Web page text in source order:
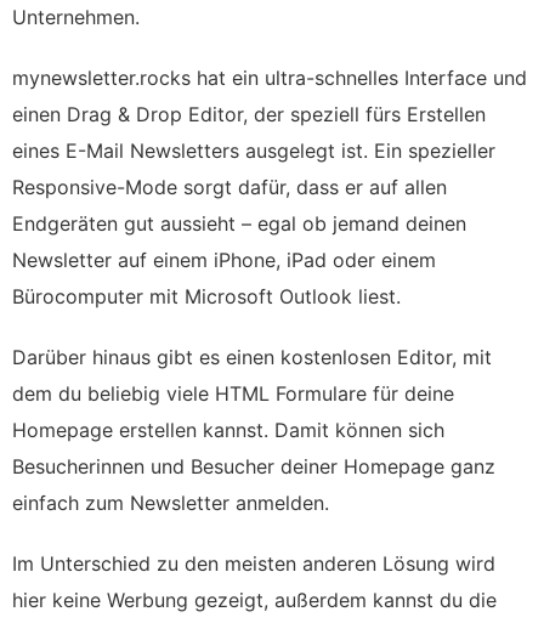
Unternehmen.
mynewsletter.rocks hat ein ultra-schnelles Interface und
einen Drag & Drop Editor, der speziell fürs Erstellen
eines E-Mail Newsletters ausgelegt ist. Ein spezieller
Responsive-Mode sorgt dafür, dass er auf allen
Endgeräten gut aussieht – egal ob jemand deinen
Newsletter auf einem iPhone, iPad oder einem
Bürocomputer mit Microsoft Outlook liest.
Darüber hinaus gibt es einen kostenlosen Editor, mit
dem du beliebig viele HTML Formulare für deine
Homepage erstellen kannst. Damit können sich
Besucherinnen und Besucher deiner Homepage ganz
einfach zum Newsletter anmelden.
Im Unterschied zu den meisten anderen Lösung wird
hier keine Werbung gezeigt, außerdem kannst du die